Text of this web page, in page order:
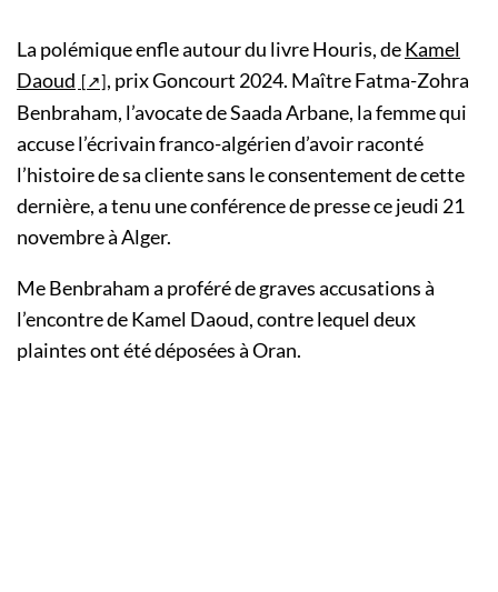
La polémique enfle autour du livre Houris, deKamel
Daoud
, prix Goncourt 2024. Maître Fatma-Zohra
Benbraham, l’avocate de Saada Arbane, la femme qui
accuse l’écrivain franco-algérien d’avoir raconté
l’histoire de sa cliente sans le consentement de cette
dernière, a tenu une conférence de presse ce jeudi 21
novembre à Alger.
Me Benbraham a proféré de graves accusations à
l’encontre de Kamel Daoud, contre lequel deux
plaintes ont été déposées à Oran.